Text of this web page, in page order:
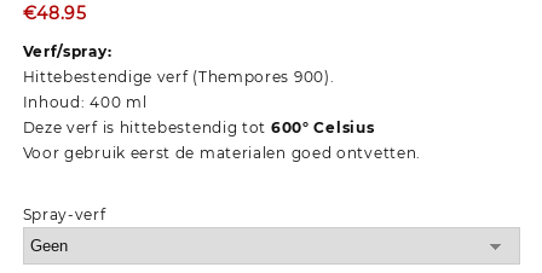
€48.95
Verf/spray:
Hittebestendige verf (Thempores 900).
Inhoud: 400 ml
Deze verf is hittebestendig tot 600° Celsius
Voor gebruik eerst de materialen goed ontvetten.
Spray-verf